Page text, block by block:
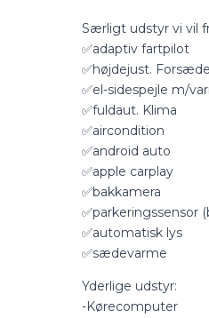
Særligt udstyr vi vil
✅adaptiv fartpilot
✅højdejust.
✅el-sidespejle m/
✅fuldaut. Klima
✅aircondition
✅android auto
✅apple carplay
✅bakkamera
✅parkeringssensor
✅automatisk lys
✅sædevarme
Yderlige udstyr:
-Kørecomputer